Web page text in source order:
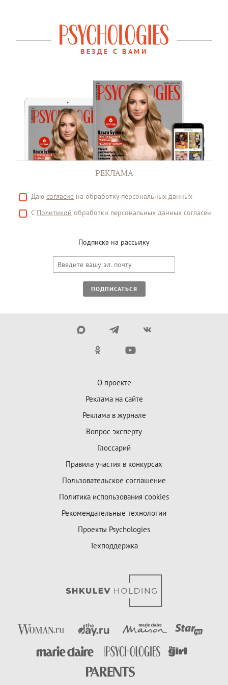
ВЕЗДЕ С ВАМИ
РЕКЛАМА
Даю согласие на обработку персональных данных
С Политикой обработки персональных данных согласен
Подписка на рассылку
ПОДПИСАТЬСЯ
О проекте
Реклама на сайте
Реклама в журнале
Вопрос эксперту
Глоссарий
Правила участия в конкурсах
Пользовательское соглашение
Политика использования cookies
Рекомендательные технологии
Проекты Psychologies
Техподдержка